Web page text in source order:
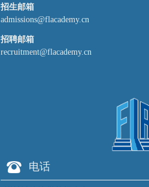
招生邮箱
admissions@flacademy.cn
招聘邮箱
recruitment@flacademy.cn
电话
뀰